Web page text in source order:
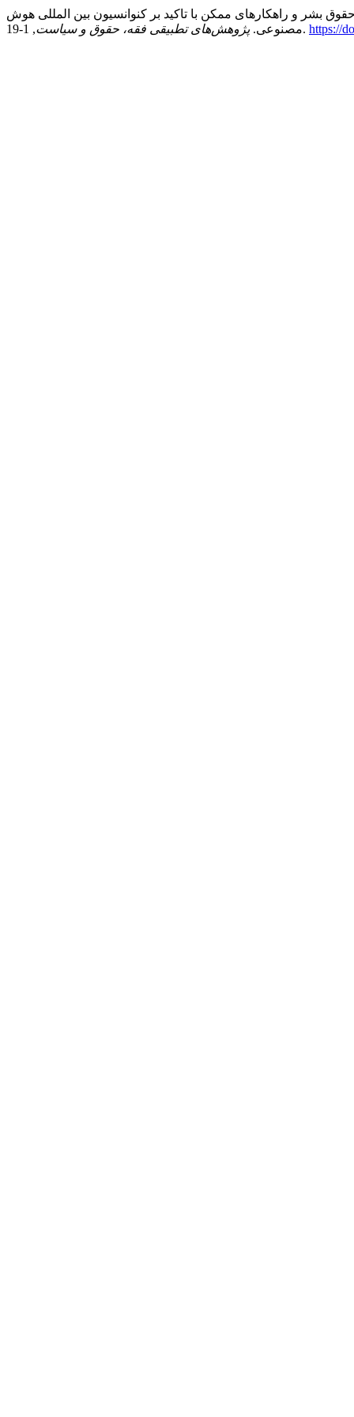
مصنوعی در نقض حقوق بشر و راهکارهای ممکن با تاکید بر کنوانسیون بین المللی هوش
مصنوعی.پژوهش‌های تطبیقی فقه، حقوق و سیاست , 1-19. https://